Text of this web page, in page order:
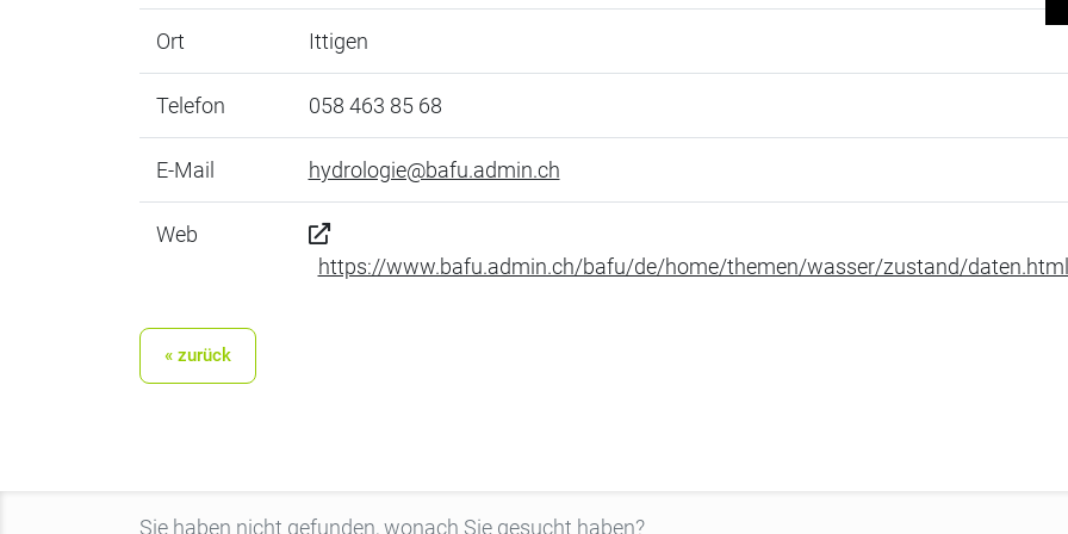
Ort Ittigen
Telefon 058 463 85 68
E-Mail hydrologie@bafu.admin.ch
Web
https://www.bafu.admin.ch/bafu/de/home/themen/wasser/zustand/daten.html
« zurück